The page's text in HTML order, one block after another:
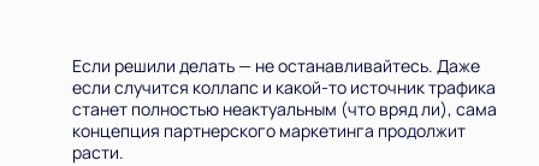
Если решили делать — не останавливайтесь. Даже
если случится коллапс и какой-то источник трафика
станет полностью неактуальным (что вряд ли), сама
концепция партнерского маркетинга продолжит
расти.